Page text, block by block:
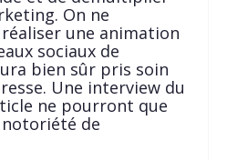
On ne
une animation
sociaux de
bien sûr pris soin
Une interview du
ne pourront que
de